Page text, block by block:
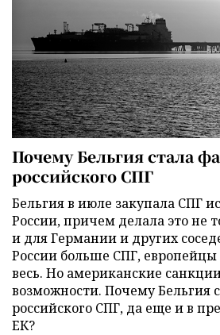
Почему Бельгия стала
российского СПГ
Бельгия в июле закупала СПГ
России, причем делала это не
и для Германии и других
России больше СПГ,
весь. Но американские
возможности. Почему Бельгия
российского СПГ, да еще и в
ЕК?